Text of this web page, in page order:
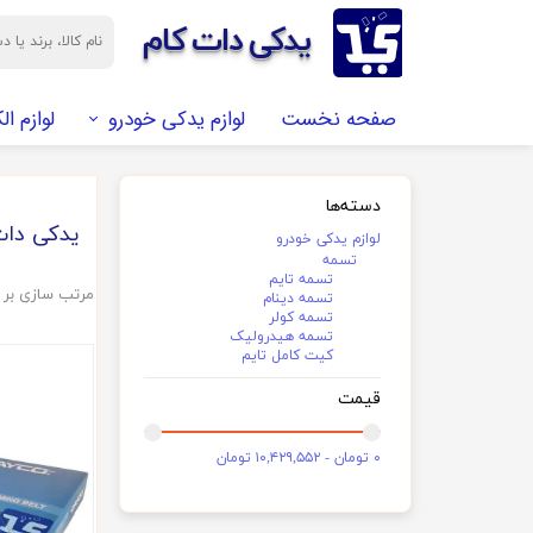
​​یدکی دات کام
صفحه نخست لوازم یدکی خودرو
شمع موتور
DENSO (دنسو)
اصل
BOOSH (بوش)
اصل
طرح
NGK ( ان جی کا)
تسمه
لوازم
برد الکترونیک ال ای دی LED
آنتن
دسته‌ها
لوازم یدکی خودرو
تسمه
تسمه تایم
تسمه دینام
تسمه کولر
تسمه هیدرولیک
کیت کامل تایم
قیمت
۰ تومان - ۱۰,۴۲۹,۵۵۲ تومان
یدکی
مرتب سازی